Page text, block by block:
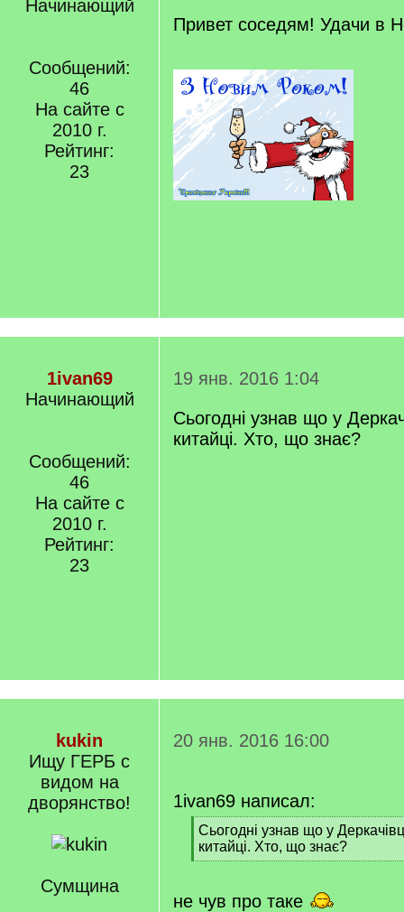
Начинающий
Сообщений:
46
На сайте с
2010 г.
Рейтинг:
23
Привет соседям! Удачи в
1ivan69
Начинающий
Сообщений:
46
На сайте с
2010 г.
Рейтинг:
23
19 янв. 2016 1:04
Сьогодні узнав що у
китайці. Хто, що знає?
kukin
Ищу ГЕРБ с
видом на
дворянство!
Сумщина
20 янв. 2016 16:00
1ivan69 написал:
[
q
]
Сьогодні узнав що у
китайці. Хто, що знає?
[
q
не чув про таке